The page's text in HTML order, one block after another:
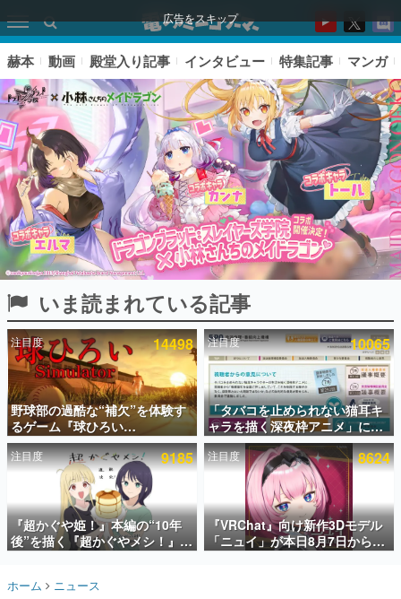
広告をスキップ
ピックアップ
電ファミのいま読まれている記事ランキング
アプリセール情報
インタビュー
連載・特集一覧
殿堂入り記事
SNS拡散数が数千以上！ ページビュー数万以上！ などな
ど。多くの人々に読まれた、電ファミ渾身の“殿堂入り”記
事をまとめました。
名作ゲームクリエイターの方々に製作時のエピソードをお
赫本 動画 殿堂入り記事 インタビュー 特集記事 マンガ
いま読まれている記事
注目度 14498
野球部の過酷な“補欠”を体験す
るゲーム『球ひろい
Simulator』が「1件」のウィッ
シュリストをもとにチェコ語に
対応しSNSで話題に。『キング
ダム・カム』開発元やチェコの
プロ野球選手から称賛の声
注目度 10065
「タバコを止められない猫耳キ
ャラを描く深夜枠アニメ」に視
聴者の一部から批判意見。違法
薬物の使用と思しき描写も含め
て、BPOが議論を交わす
注目度 9185
『超かぐや姫！』本編の“10年
後”を描く『超かぐやメシ！』
Web連載決定。新たなWebマン
にて特別話が掲載スタート、あ
注目度 8624
『VRChat』向け新作3Dモデル
「ニュイ」が本日8月7日から
BOOTHにて発売。瞳に光る星
ホーム ニュース